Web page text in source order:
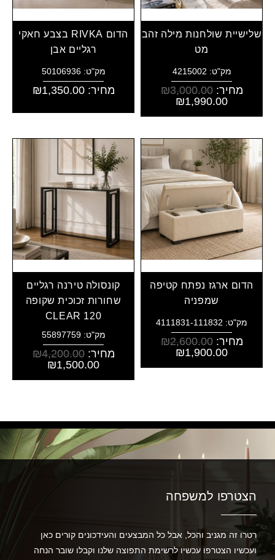
שלישיית שולחנות מילה זהב
מט
מק"ט: 4215002
מחיר: ₪3,000.00
₪1,990.00
הדום RIVKA בצבע חאקי
רגליים אבן
מק"ט: 50106936
מחיר: ₪1,350.00
הדום ארגז נפתח קטיפה
שמפניה
מק"ט: 4111831-111832
מחיר: ₪2,600.00
₪1,900.00
קונסולה טירנה רגליים
שחורות זכוכית שקופה
CLEAR 120
מק"ט: 55897759
מחיר: ₪4,200.00
₪1,500.00
הצטרפו למשפחה
רטרו זה מגניב והכל, אבל כל המבצעים והעידכונים קורים כאן
ועכשיו הצטרפו עכשיו לרשימת התפוצה שלנו וקבלו שובר הנחה